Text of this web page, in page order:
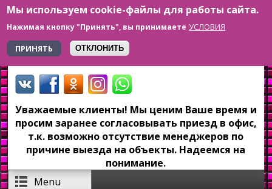
Мы используем cookie-файлы для работы сайта.
Нажимая кнопку "Принять", вы принимаете УСЛОВИЯ
ПРИНЯТЬ
ОТКЛОНИТЬ
Перейти к основному содержанию
+7 923 179-6-279
Уважаемые клиенты! Мы ценим Ваше время и
просим заранее согласовывать приезд в офис,
т.к. возможно отсутствие менеджеров по
причине выезда на объекты. Надеемся на
понимание.
Menu